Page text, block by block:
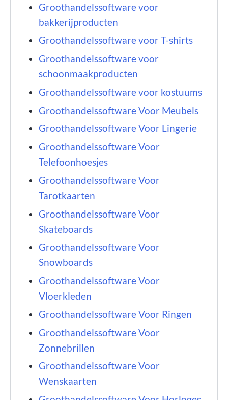
Groothandelssoftware voor
bakkerijproducten
Groothandelssoftware voor T-shirts
Groothandelssoftware voor
schoonmaakproducten
Groothandelssoftware voor kostuums
Groothandelssoftware Voor Meubels
Groothandelssoftware Voor Lingerie
Groothandelssoftware Voor
Telefoonhoesjes
Groothandelssoftware Voor
Tarotkaarten
Groothandelssoftware Voor
Skateboards
Groothandelssoftware Voor
Snowboards
Groothandelssoftware Voor
Vloerkleden
Groothandelssoftware Voor Ringen
Groothandelssoftware Voor
Zonnebrillen
Groothandelssoftware Voor
Wenskaarten